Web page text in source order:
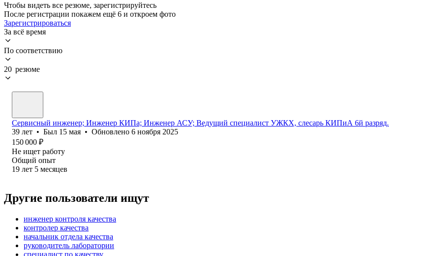
Чтобы видеть все резюме, зарегистрируйтесь
После регистрации покажем ещё 6 и откроем фото
Зарегистрироваться
За всё время
По соответствию
20 резюме
Сервисный инженер; Инженер КИПа; Инженер АСУ; Ведущий специалист УЖКХ, слесарь КИПиА 6й разряд.
39 лет • Был 15 мая • Обновлено 6 ноября 2025
150 000 ₽
Не ищет работу
Общий опыт
19 лет 5 месяцев
Другие пользователи ищут
инженер контроля качества
контролер качества
начальник отдела качества
руководитель лаборатории
специалист по качеству